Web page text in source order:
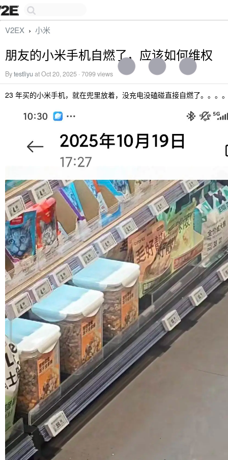
V2EX › 小米
朋友的小米手机自燃了，应该如何维权
Bytestliyu at Oct 20, 2025 · 7099 views
23 年买的小米手机，就在兜里放着，没充电没磕碰直接自燃了。。。